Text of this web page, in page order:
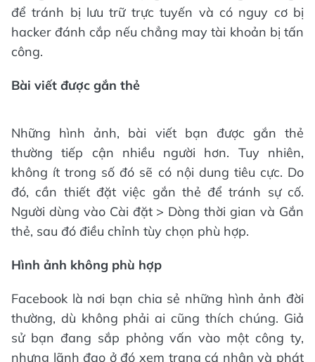
để tránh bị lưu trữ trực tuyến và có nguy cơ bị
hacker đánh cắp nếu chẳng may tài khoản bị tấn
công.
Bài viết được gắn thẻ
Những hình ảnh, bài viết bạn được gắn thẻ
thường tiếp cận nhiều người hơn. Tuy nhiên,
không ít trong số đó sẽ có nội dung tiêu cực. Do
đó, cần thiết đặt việc gắn thẻ để tránh sự cố.
Người dùng vào Cài đặt > Dòng thời gian và Gắn
thẻ, sau đó điều chỉnh tùy chọn phù hợp.
Hình ảnh không phù hợp
Facebook là nơi bạn chia sẻ những hình ảnh đời
thường, dù không phải ai cũng thích chúng. Giả
sử bạn đang sắp phỏng vấn vào một công ty,
nhưng lãnh đạo ở đó xem trang cá nhân và phát